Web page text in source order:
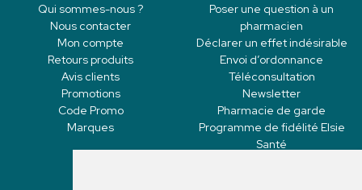
Qui sommes-nous ?
Nous contacter
Mon compte
Retours produits
Avis clients
Promotions
Code Promo
Marques
Poser une question à un
pharmacien
Déclarer un effet indésirable
Envoi d’ordonnance
Téléconsultation
Newsletter
Pharmacie de garde
Programme de fidélité Elsie
Santé